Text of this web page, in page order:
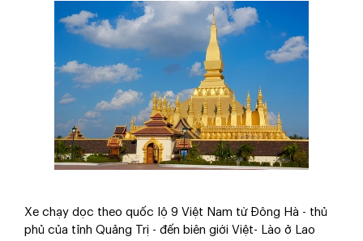
Xe chạy dọc theo quốc lộ 9 Việt Nam từ Đông Hà - thủ
phủ của tỉnh Quảng Trị - đến biên giới Việt- Lào ở Lao